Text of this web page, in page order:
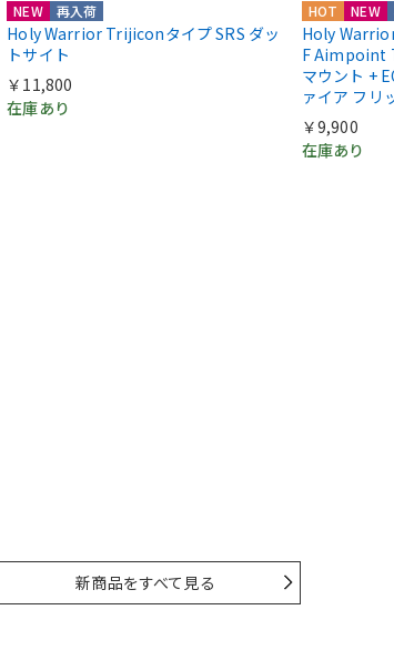
NEW 再入荷
Holy Warrior Trijiconタイプ SRS ダッ
トサイト
￥11,800
在庫あり
HOT NEW
Holy
F Aimpoint
マウント +
ァイア フリ
￥9,900
在庫あり
新商品をすべて見る